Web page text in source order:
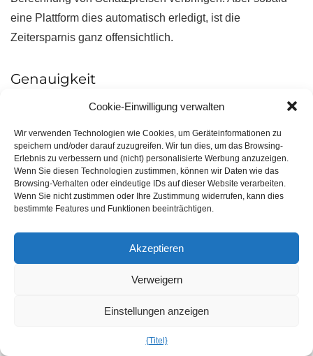
Cookie-Einwilligung verwalten
Wir verwenden Technologien wie Cookies, um Geräteinformationen zu
speichern und/oder darauf zuzugreifen. Wir tun dies, um das Browsing-
Erlebnis zu verbessern und (nicht) personalisierte Werbung anzuzeigen.
Wenn Sie diesen Technologien zustimmen, können wir Daten wie das
Browsing-Verhalten oder eindeutige IDs auf dieser Website verarbeiten.
Wenn Sie nicht zustimmen oder Ihre Zustimmung widerrufen, kann dies
bestimmte Features und Funktionen beeinträchtigen.
Akzeptieren
Verweigern
Einstellungen anzeigen
{Titel}
eine Plattform dies automatisch erledigt, ist die
Zeitersparnis ganz offensichtlich.
Genauigkeit
Eines der größten Probleme bei der manuellen
Angebotserstellung sind die vielen Fehler, die dabei
auftreten können. Tippfehler bei Preisen,
Kundeninformationen, Angebotsbedingungen und
Produktoptionen sind nur einige der Probleme, mit denen
Sie konfrontiert werden können.
Wenn ein Kunde ein Angebot annimmt und Sie zur
Ausführung übergehen, nur um einen Monat später
versprochen haben, verschwenden Sie viel Zeit, verlieren